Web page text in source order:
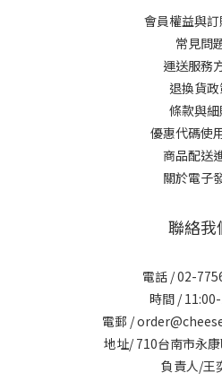
會員權益與
常見問
運送服務
退換貨
條款與細
優惠代碼使
商品配送
關於電子
聯絡我
電話 / 02-
時間 /
電郵 /
地址/ 710台南市永
負責人/王